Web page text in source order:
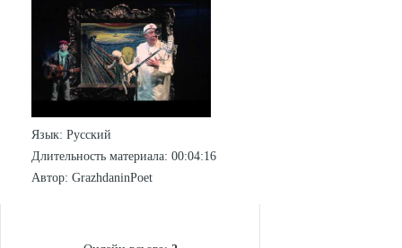
Язык: Русский
Длительность материала: 00:04:16
Автор: GrazhdaninPoet